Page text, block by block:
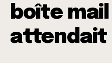
boîte mail
attendait